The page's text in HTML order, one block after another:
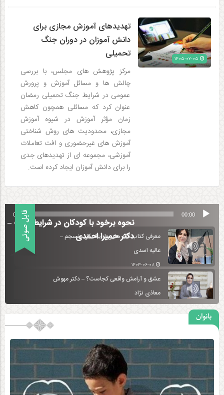
تهدیدهای آموزش مجازی برای
دانش آموزان در دوران جنگ
تحمیلی
مرکز پژوهش های مجلس، با بررسی
چالش ها و مسائل آموزش و پرورش
عمومی در شرایط جنگ تحمیلی رمضان
عنوان کرد که مسائلی همچون کاهش
زمان مؤثر آموزش در شیوه آموزش
مجازی، محدودیت های روش شناختی
آموزش های غیرحضوری و افت تعاملات
آموزشی، مجموعه ای از تهدیدهای جدی
را برای دانش آموزان ایجاد کرده است.
فایل صوتی
نحوه برخود با کودکان در شرایط جنگ –
دکتر حمیرا احمدی
پخش‌کننده
صوت
00:00
00:00
معرفی کتاب تکه هایی از یک کل منسجم –
عالیه اسدی
۱۴۰۳-۰۶-۰۸
عشق و آرامش واقعی کجاست؟ – دکتر مهوش
معاذی نژاد
کاهش اضطراب – دکتر مهوش معاذی نژاد
۱۴۰۳-۰۱-۰۹
بانوان